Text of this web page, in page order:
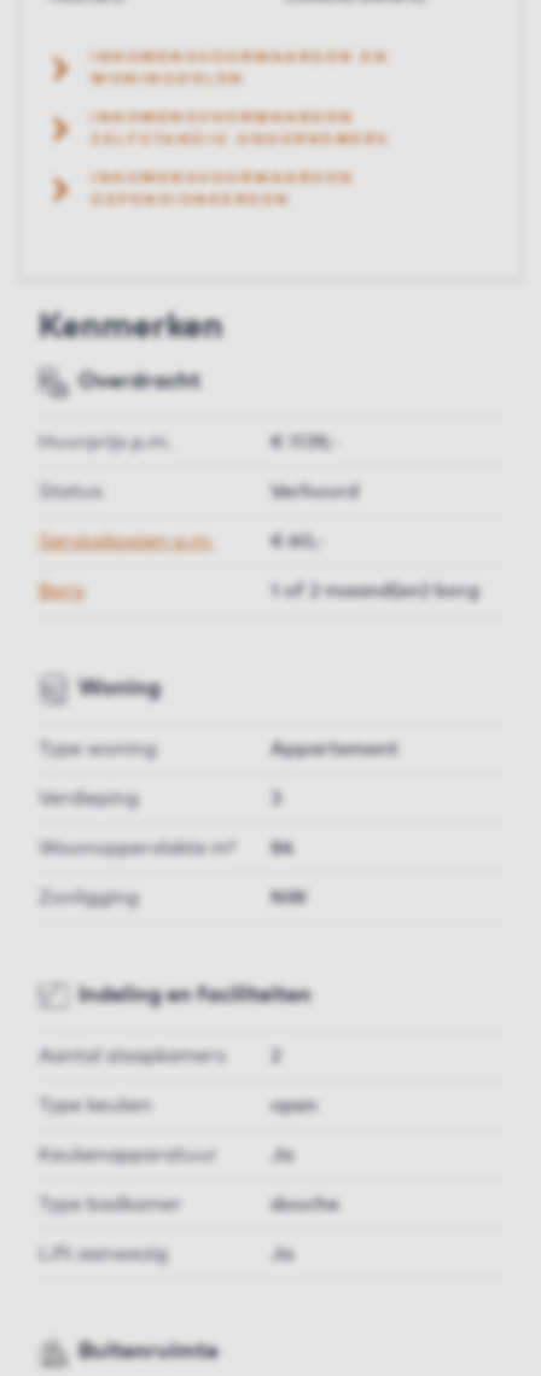
INKOMENSVOORWAARDEN EN
INKOMENSVOORWAARDEN
ZELFSTANDIG ONDERNEMERS
INKOMENSVOORWAARDEN
GEPENSIONEERDEN
Kenmerken
Overdracht
Huurprijs p.m. € 1139,-
Status Verhuurd
Servicekosten p.m. € 60,-
Borg 1 of 2 maand(en) borg
Woning
Type woning Appartement
Verdieping
Woonoppervlakte m² 84
Zonligging NW
Indeling en faciliteiten
Aantal slaapkamers
Type keuken open
Keukenapparatuur Ja
Type badkamer douche
Lift aanwezig Ja
Buitenruimte